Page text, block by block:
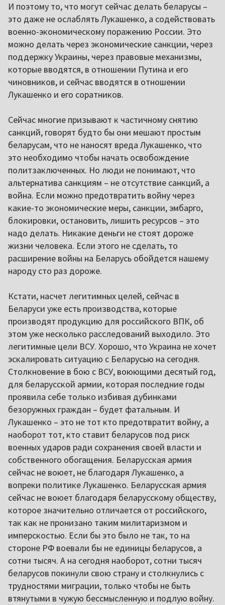
И поэтому то, что могут сейчас делать беларусы –
это даже не ослаблять Лукашенко, а содействовать
военно-экономическому поражению России. Это
можно делать через экономические санкции, через
поддержку Украины, через правовые механизмы,
которые вводятся, в отношении Путина и его
чиновников, и сейчас вводятся в отношении
Лукашенко и его соратников.
Сейчас многие призывают к частичному снятию
санкций, говорят будто бы они мешают простым
беларусам, что не наносят вреда Лукашенко, что
это необходимо чтобы начать освобождение
политзаключенных. Но люди не понимают, что
альтернатива санкциям – не отсутствие санкций, а
война. Если можно предотвратить войну через
какие-то экономические меры, санкции, эмбарго,
блокировки, остановить, лишить ресурсов – это
надо делать. Никакие деньги не стоят дороже
жизни человека. Если этого не сделать, то
расширение войны на Беларусь обойдется нашему
народу сто раз дороже.
Кстати, насчет легитимных целей, сейчас в
Беларуси уже есть производства, которые
производят продукцию для российского ВПК, об
этом уже несколько расследований выходило. Это
легитимные цели ВСУ. Хорошо, что Украина не хочет
эскалировать ситуацию с Беларусью на сегодня.
Столкновение в бою с ВСУ, воюющими десятый год,
для беларусской армии, которая последние годы
проявила себе только избивая дубинками
безоружных граждан – будет фатальным. И
Лукашенко – это не тот кто предотвратит войну, а
наоборот тот, кто ставит беларусов под риск
военных ударов ради сохранения своей власти и
собственного обогащения. Беларусская армия
сейчас не воюет, не благодаря Лукашенко, а
вопреки политике Лукашенко. Беларусская армия
сейчас не воюет благодаря беларусскому обществу,
которое значительно отличается от российского,
так как не пронизано таким милитаризмом и
имперскостью. Если бы это было не так, то на
стороне РФ воевали бы не единицы беларусов, а
сотни тысяч. А на сегодня наоборот, сотни тысяч
беларусов покинули свою страну и столкнулись с
трудностями миграции, только чтобы не быть
втянутыми в чужую бессмысленную и подлую войну.